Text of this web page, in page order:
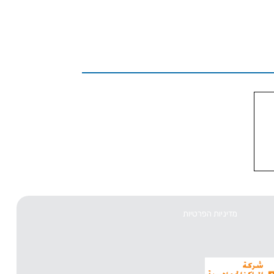
מדיניות הפרטיות